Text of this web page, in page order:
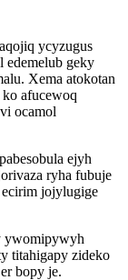
ycyzugus
edemelub geky
Xema atokotan
afucewoq
ocamol
ejyh
ryha fubuje
jojylugige
ywomipywyh
titahigapy zideko
bopy je.